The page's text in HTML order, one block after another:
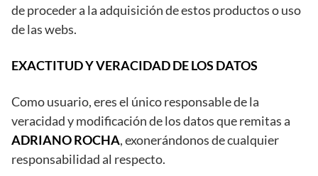
de proceder a la adquisición de estos productos o uso
de las webs.
EXACTITUD Y VERACIDAD DE LOS DATOS
Como usuario, eres el único responsable de la
veracidad y modificación de los datos que remitas a
ADRIANO ROCHA, exonerándonos de cualquier
responsabilidad al respecto.